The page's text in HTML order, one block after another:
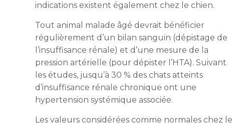
indications existent également chez le chien.
Tout animal malade âgé devrait bénéficier
régulièrement d’un bilan sanguin (dépistage de
l’insuffisance rénale) et d’une mesure de la
pression artérielle (pour dépister l’HTA). Suivant
les études, jusqu’à 30 % des chats atteints
d’insuffisance rénale chronique ont une
hypertension systémique associée.
Les valeurs considérées comme normales chez le